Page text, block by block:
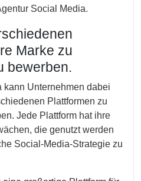
Social Media.
Marke zu
bewerben.
kann Unternehmen dabei
Plattformen zu
Jede Plattform hat ihre
die genutzt werden
Social-Media-Strategie zu